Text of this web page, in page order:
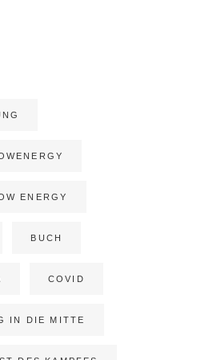
ENERGY
BUCH
COVID
IN DIE MITTE